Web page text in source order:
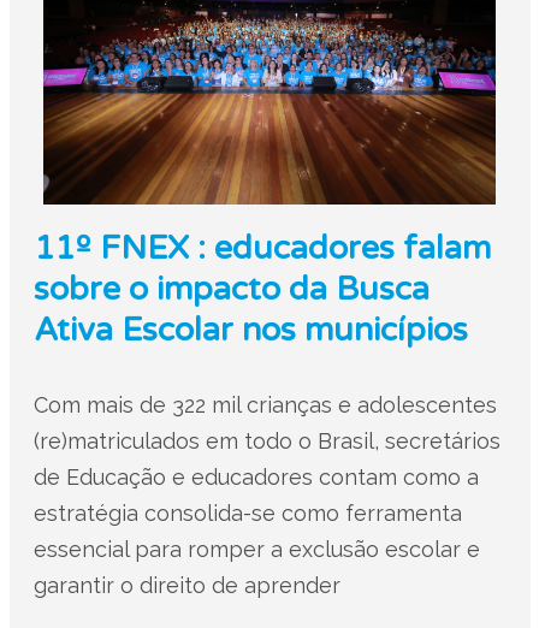
11º FNEX : educadores falam
sobre o impacto da Busca
Ativa Escolar nos municípios
Com mais de 322 mil crianças e adolescentes
(re)matriculados em todo o Brasil, secretários
de Educação e educadores contam como a
estratégia consolida-se como ferramenta
essencial para romper a exclusão escolar e
garantir o direito de aprender